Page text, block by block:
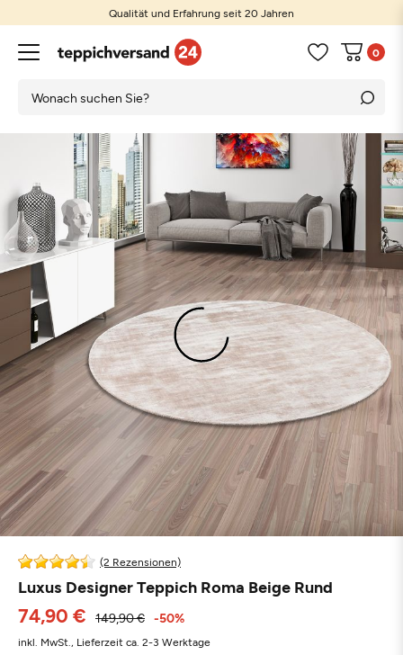
Qualität und Erfahrung seit 20 Jahren
0
(2 Rezensionen)
Luxus Designer Teppich Roma Beige Rund
74,90 € 149,90 € -50%
inkl. MwSt., Lieferzeit ca. 2-3 Werktage